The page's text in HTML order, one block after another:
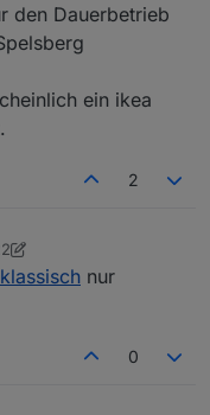
den Dauerbetrieb
ein ikea
2
Okt. 2021, 21:22
klassisch nur
0